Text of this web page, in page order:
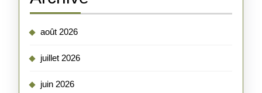
août 2026
juillet 2026
juin 2026